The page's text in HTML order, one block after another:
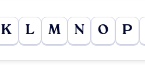
K L M N O P